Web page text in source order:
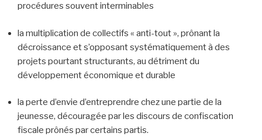
procédures souvent interminables
la multiplication de collectifs « anti-tout », prônant la
décroissance et s’opposant systématiquement à des
projets pourtant structurants, au détriment du
développement économique et durable
la perte d’envie d’entreprendre chez une partie de la
jeunesse, découragée par les discours de confiscation
fiscale prônés par certains partis.